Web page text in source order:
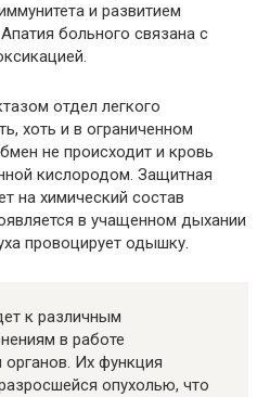
и развитием
больного связана с
отдел легкого
хоть и в ограниченном
не происходит и кровь
кислородом. Защитная
на химический состав
в учащенном дыхании
провоцирует одышку.
к различным
в работе
Их функция
опухолью, что